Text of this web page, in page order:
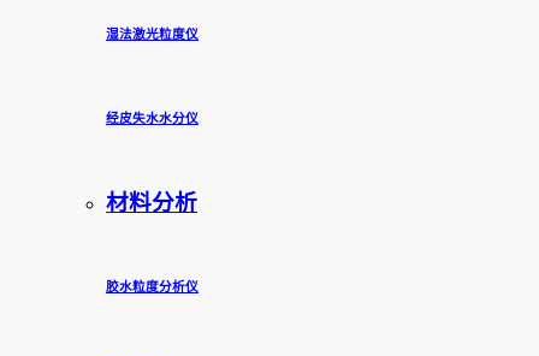
湿法激光粒度仪
经皮失水水分仪
材料分析
胶水粒度分析仪